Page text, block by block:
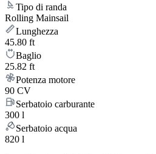
Tipo di randa
Rolling Mainsail
Lunghezza
45.80 ft
Baglio
25.82 ft
Potenza motore
90 CV
Serbatoio carburante
300 l
Serbatoio acqua
820 l